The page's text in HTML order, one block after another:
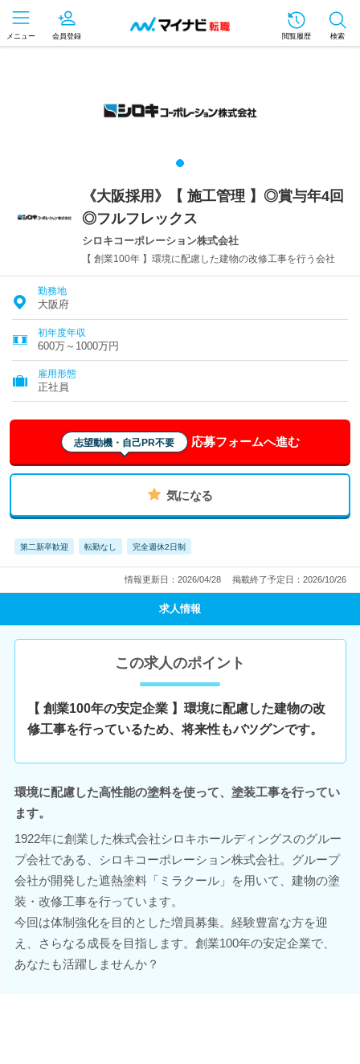
メニュー 会員登録 閲覧履歴 検索
《大阪採用》【 施工管理 】◎賞与年4回
◎フルフレックス
シロキコーポレーション株式会社
【 創業100年 】環境に配慮した建物の改修工事を行う会社
勤務地
大阪府
初年度年収
600万～1000万円
雇用形態
正社員
志望動機・自己PR不要 応募フォームへ進む
気になる
第二新卒歓迎 転勤なし 完全週休2日制
情報更新日：2026/04/28 掲載終了予定日：2026/10/26
求人情報
この求人のポイント
【 創業100年の安定企業 】環境に配慮した建物の改
修工事を行っているため、将来性もバツグンです。
環境に配慮した高性能の塗料を使って、塗装工事を行ってい
ます。
1922年に創業した株式会社シロキホールディングスのグルー
プ会社である、シロキコーポレーション株式会社。グループ
会社が開発した遮熱塗料「ミラクール」を用いて、建物の塗
装・改修工事を行っています。
今回は体制強化を目的とした増員募集。経験豊富な方を迎
え、さらなる成長を目指します。創業100年の安定企業で、
あなたも活躍しませんか？